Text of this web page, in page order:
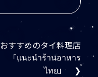
おすすめのタイ料理店
「แนะนำร้านอาหาร
ไทย」 ❯